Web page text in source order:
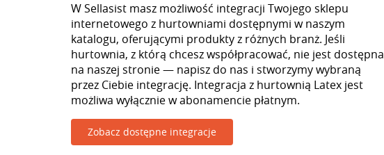
W Sellasist masz możliwość integracji Twojego sklepu
internetowego z hurtowniami dostępnymi w naszym
katalogu, oferującymi produkty z różnych branż. Jeśli
hurtownia, z którą chcesz współpracować, nie jest dostępna
na naszej stronie — napisz do nas i stworzymy wybraną
przez Ciebie integrację. Integracja z hurtownią Latex jest
możliwa wyłącznie w abonamencie płatnym.
Zobacz dostępne integracje